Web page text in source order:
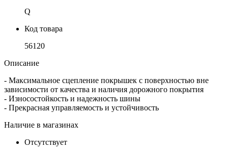
Q
Код товара
56120
Описание
- Максимальное сцепление покрышек с поверхностью вне
зависимости от качества и наличия дорожного покрытия
- Износостойкость и надежность шины
- Прекрасная управляемость и устойчивость
Наличие в магазинах
Отсутствует